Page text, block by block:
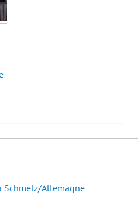
Schmelz/Allemagne